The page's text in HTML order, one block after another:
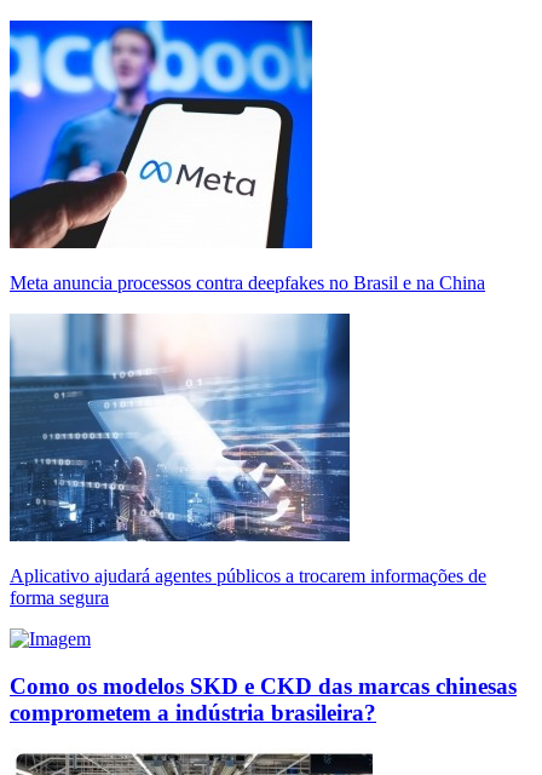
Meta anuncia processos contra deepfakes no Brasil e na China
Aplicativo ajudará agentes públicos a trocarem informações de
forma segura
Como os modelos SKD e CKD das marcas chinesas
comprometem a indústria brasileira?